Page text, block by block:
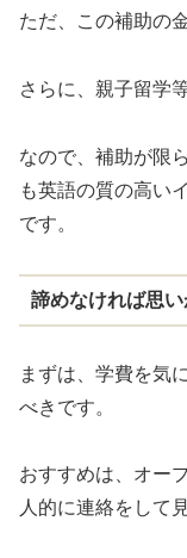
ただ、この補助の
さらに、親子留学
なので、補助が限
も英語の質の高い
です。
諦めなければ思
まずは、学費を気
べきです。
おすすめは、オー
人的に連絡をして